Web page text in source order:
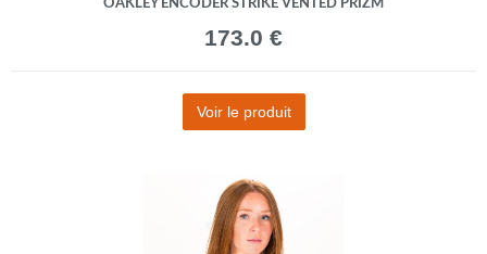
OAKLEY ENCODER STRIKE VENTED PRIZM
173.0 €
Voir le produit